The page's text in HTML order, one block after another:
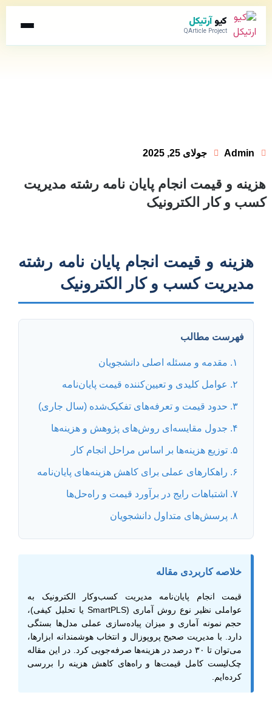
کیوآرتیکل
QArticle Project
Admin جولای 25, 2025
هزینه و قیمت انجام پایان نامه رشته مدیریت
کسب و کار الکترونیک
هزینه و قیمت انجام پایان نامه رشته
مدیریت کسب و کار الکترونیک
فهرست مطالب
۱. مقدمه و مسئله اصلی دانشجویان
۲. عوامل کلیدی و تعیین‌کننده قیمت پایان‌نامه
۳. حدود قیمت و تعرفه‌های تفکیک‌شده (سال جاری)
۴. جدول مقایسه‌ای روش‌های پژوهش و هزینه‌ها
۵. توزیع هزینه‌ها بر اساس مراحل انجام کار
۶. راهکارهای عملی برای کاهش هزینه‌های پایان‌نامه
۷. اشتباهات رایج در برآورد قیمت و راه‌حل‌ها
۸. پرسش‌های متداول دانشجویان
خلاصه کاربردی مقاله
قیمت انجام پایان‌نامه مدیریت کسب‌وکار الکترونیک به
عواملی نظیر نوع روش آماری (SmartPLS یا تحلیل کیفی)،
حجم نمونه آماری و میزان پیاده‌سازی عملی مدل‌ها بستگی
دارد. با مدیریت صحیح پروپوزال و انتخاب هوشمندانه ابزارها،
می‌توان تا ۳۰ درصد در هزینه‌ها صرفه‌جویی کرد. در این مقاله
چک‌لیست کامل قیمت‌ها و راه‌های کاهش هزینه را بررسی
کرده‌ایم.